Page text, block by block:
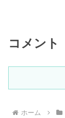
コメント
ホーム